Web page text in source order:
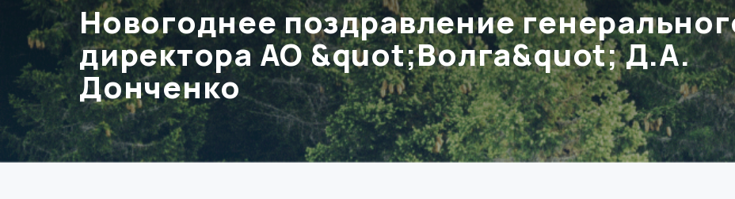
Новогоднее поздравление
директора АО &quot;Волга&quot; Д.А.
Донченко